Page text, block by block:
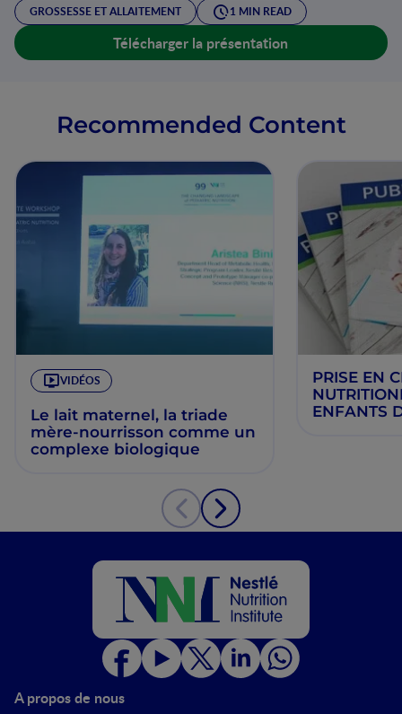
GROSSESSE ET ALLAITEMENT 1 MIN READ
Télécharger la présentation
Recommended Content
VIDÉOS
Le lait maternel, la triade
mère-nourrisson comme un
complexe biologique
PRISE EN
ENFANTS
A propos de nous